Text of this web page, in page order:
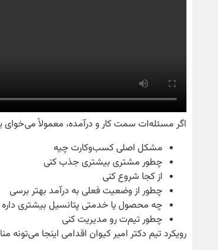
اگر مسئله‌ات سمت کار و درآمده، معمولاً
مشکل اصلی کسب‌وکارت چیه
چطور مشتری بیشتری جذب کنی
از کجا شروع کنی
چطور از وضعیت فعلی به درآمد بهتر برسی
چه محصول یا خدمتی پتانسیل بیشتری داره
چطور تیم‌ت رو مدیریت کنی
رویکرد تیم دکتر امیر کیوان اقدامی اینجا